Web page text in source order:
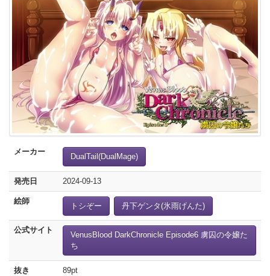
メーカー
DualTail(DualMage)
発売日 2024-09-13
絵師
トシぞー 丹下ゲンタ(氷雨げんた)
公式サイト
VenusBlood DarkChronicle Episode6 虜囚の令嬢た
ち
抜き 89pt